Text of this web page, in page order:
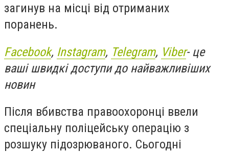
загинув на місці від отриманих
поранень.
Facebook, Instagram, Telegram, Viber- це
ваші швидкі доступи до найважливіших
новин
Після вбивства правоохоронці ввели
спеціальну поліцейську операцію з
розшуку підозрюваного. Сьогодні